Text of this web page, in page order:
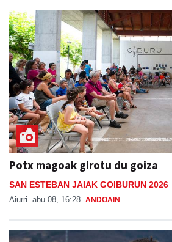
Potx magoak girotu du goiza
SAN ESTEBAN JAIAK GOIBURUN 2026
Aiurri abu 08, 16:28 ANDOAIN